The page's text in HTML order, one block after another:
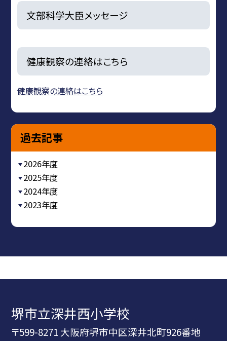
文部科学大臣メッセージ
健康観察の連絡はこちら
健康観察の連絡はこちら
過去記事
2026年度
2025年度
2024年度
2023年度
堺市立深井西小学校
〒599-8271 大阪府堺市中区深井北町926番地